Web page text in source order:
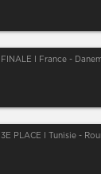
FINALE I France -
3E PLACE I Tunisie -